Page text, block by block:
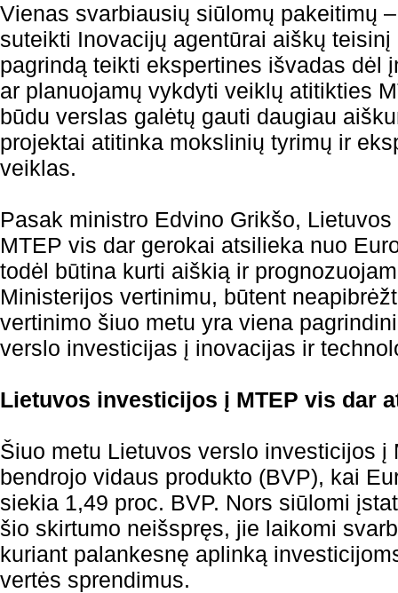
Vienas svarbiausių siūlomų pakeitimų –
suteikti Inovacijų agentūrai aiškų teisinį
pagrindą teikti ekspertines išvadas dėl
ar planuojamų vykdyti veiklų atitikties
būdu verslas galėtų gauti daugiau
projektai atitinka mokslinių tyrimų ir
veiklas.
Pasak ministro Edvino Grikšo,
MTEP vis dar gerokai atsilieka nuo
todėl būtina kurti aiškią ir
Ministerijos vertinimu, būtent
vertinimo šiuo metu yra viena
verslo investicijas į inovacijas ir
Lietuvos investicijos į MTEP vis dar
Šiuo metu Lietuvos verslo investicijos į
bendrojo vidaus produkto (BVP), kai
siekia 1,49 proc. BVP. Nors siūlomi
šio skirtumo neišspręs, jie laikomi
kuriant palankesnę aplinką
vertės sprendimus.